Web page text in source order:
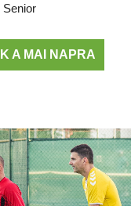
Senior
A MAI NAPRA